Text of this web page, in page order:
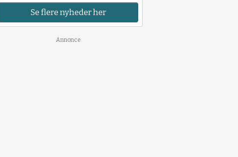
Se flere nyheder her
Annonce